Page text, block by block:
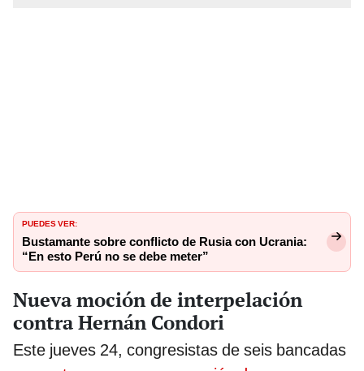
PUEDES VER:
Bustamante sobre conflicto de Rusia con Ucrania:
“En esto Perú no se debe meter”
Nueva moción de interpelación
contra Hernán Condori
Este jueves 24, congresistas de seis bancadas